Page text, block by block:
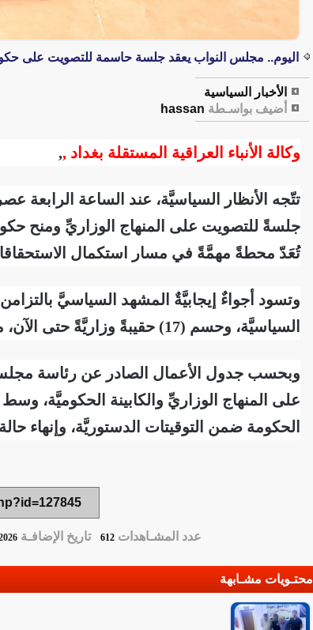
اليوم.. مجلس النواب يعقد جلسة حاسمة للتصويت على
الأخبار السياسية
أضيف بواسـطة hassan
وكالة الأنباء العراقية المستقلة بغداد ,,
تتّجه الأنظار السياسيَّة، عند الساعة
جلسةً للتصويت على المنهاج الوزاريِّ ومنح
تُعَدّ محطةً مهمَّةً في مسار استكمال
وتسود أجواءٌ إيجابيَّةٌ المشهد السياسيَّ
السياسيَّة، وحسم (17) حقيبةً وزاريَّةً حتى الآن، مع استمرار المشاورات لاستكمال ما تبقّى من التشكيلة الوزاريَّة.
وبحسب جدول الأعمال الصادر عن رئاسة
على المنهاج الوزاريِّ والكابينة الحكوميَّة،
الحكومة ضمن التوقيتات الدستوريَّة، وإنهاء
عدد المشـاهدات612 تاريخ الإضافـة10:37
محتـويات مشـابهة